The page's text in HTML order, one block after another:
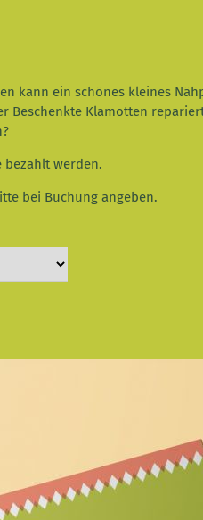
kann ein schönes kleines
Beschenkte Klamotten
bezahlt werden.
bei Buchung angeben.